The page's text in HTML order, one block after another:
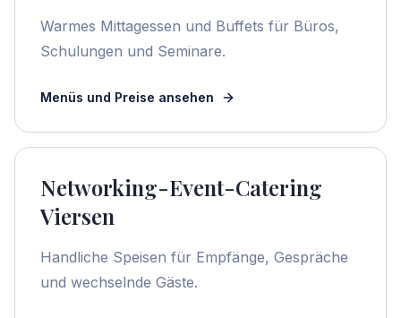
Warmes Mittagessen und Buffets für Büros,
Schulungen und Seminare.
Menüs und Preise ansehen
Networking-Event-Catering
Viersen
Handliche Speisen für Empfänge, Gespräche
und wechselnde Gäste.